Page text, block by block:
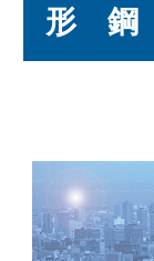
形 鋼